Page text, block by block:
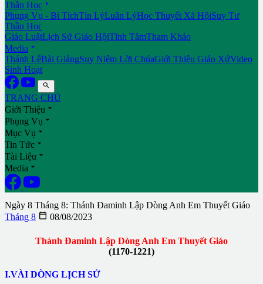
Thần Học 
Phụng Vụ - Bí TíchTín LýLuân LýHọc Thuyết Xã HộiSuy Tư
Thần Học
Giáo LuậtLịch Sử Giáo HộiTĩnh TâmTham Khảo
Media 
Thánh LễBài GiảngSuy Niệm Lời ChúaGiới Thiệu Giáo XứVideo
Sinh Hoạt

TRANG CHỦ
Giới Thiệu 
Phụng Vụ 
Mục Vụ 
Tin Tức 
Tài Liệu 
Media 
Ngày 8 Tháng 8: Thánh Đaminh Lập Dòng Anh Em Thuyết Giáo
Tháng 8  08/08/2023
Thánh Đaminh Lập Dòng Anh Em Thuyết Giáo
(1170-1221)
I.VÀI DÒNG LỊCH SỬ